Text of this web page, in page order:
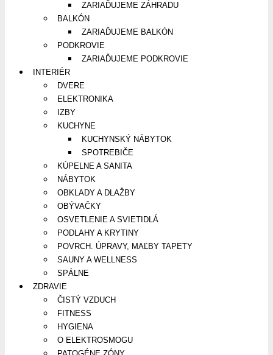
ZARIAĎUJEME ZÁHRADU
BALKÓN
ZARIAĎUJEME BALKÓN
PODKROVIE
ZARIAĎUJEME PODKROVIE
INTERIÉR
DVERE
ELEKTRONIKA
IZBY
KUCHYNE
KUCHYNSKÝ NÁBYTOK
SPOTREBIČE
KÚPELNE A SANITA
NÁBYTOK
OBKLADY A DLAŽBY
OBÝVAČKY
OSVETLENIE A SVIETIDLÁ
PODLAHY A KRYTINY
POVRCH. ÚPRAVY, MAĽBY TAPETY
SAUNY A WELLNESS
SPÁLNE
ZDRAVIE
ČISTÝ VZDUCH
FITNESS
HYGIENA
O ELEKTROSMOGU